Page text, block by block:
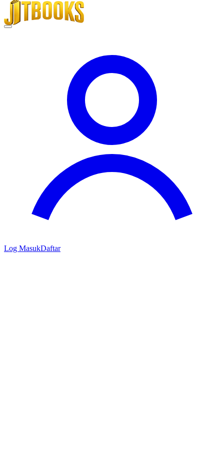
Log MasukDaftar